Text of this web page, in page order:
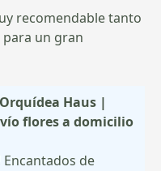
recomendable tanto
un gran
Haus |
flores a domicilio
de